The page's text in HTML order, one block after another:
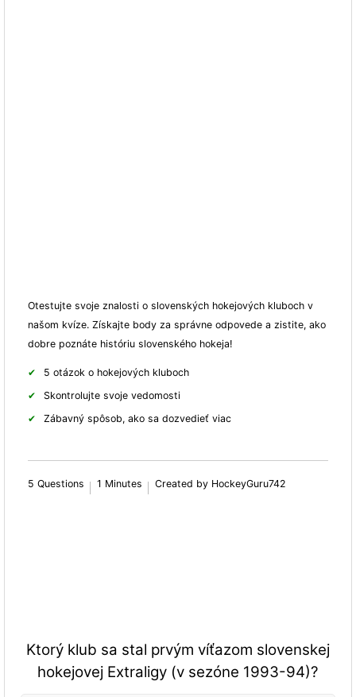
Otestujte svoje znalosti o slovenských hokejových kluboch v
našom kvíze. Získajte body za správne odpovede a zistite, ako
dobre poznáte históriu slovenského hokeja!
5 otázok o hokejových kluboch
Skontrolujte svoje vedomosti
Zábavný spôsob, ako sa dozvedieť viac
5 Questions 1 Minutes Created by HockeyGuru742
Ktorý klub sa stal prvým víťazom slovenskej
hokejovej Extraligy (v sezóne 1993-94)?